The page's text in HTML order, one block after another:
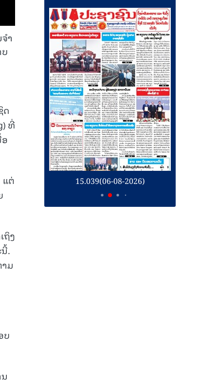
າ
ດ
ທີ່
ແຕ່
ຖິງ
.
ມ
ບ
15.039(06-08-2026)